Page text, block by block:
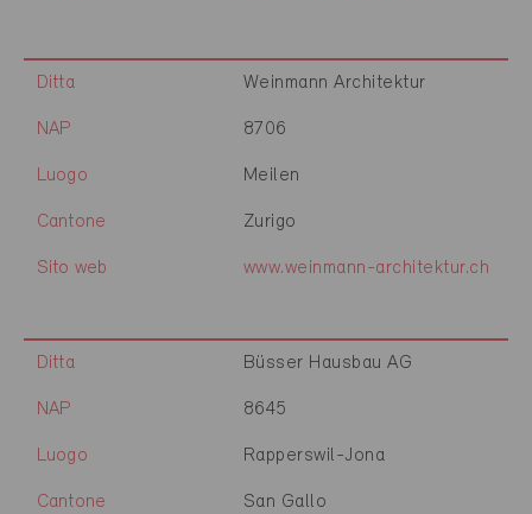
Ditta Weinmann Architektur
NAP 8706
Luogo Meilen
Cantone Zurigo
Sito web www.weinmann-architektur.ch
Ditta Büsser Hausbau AG
NAP 8645
Luogo Rapperswil-Jona
Cantone San Gallo